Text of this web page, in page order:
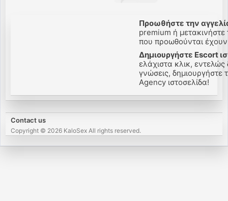
Προωθήστε την
premium ή μετακινήστε
που προωθούνται έχουν
Δημιουργήστε Escort
ελάχιστα κλικ,
γνώσεις, δημιουργήστε
Agency ιστοσελίδα!
Contact us
Copyright © 2026 KaloSex All rights reserved.